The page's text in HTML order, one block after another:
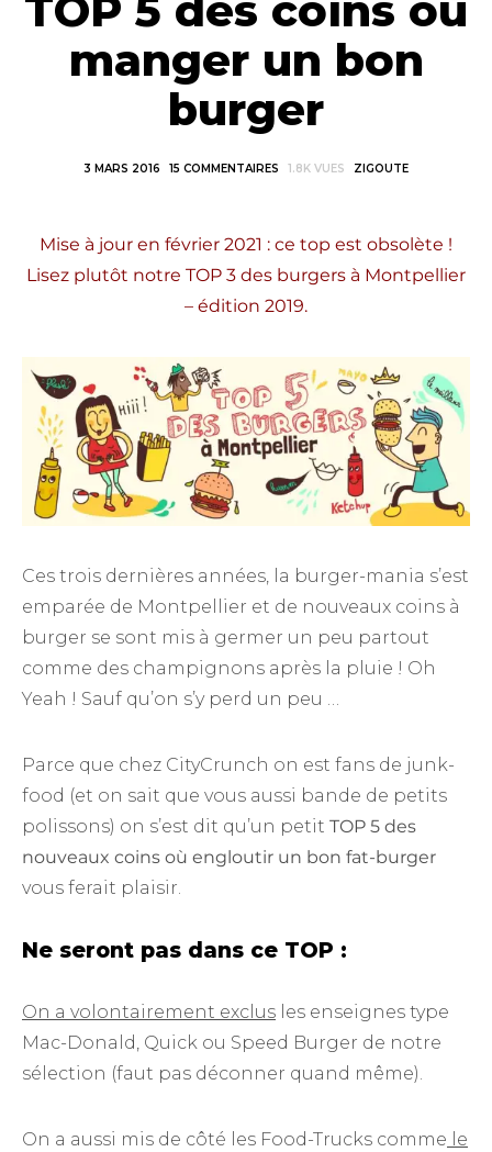
manger un bon
burger
3 MARS 2016 15 COMMENTAIRES 1.8K VUES ZIGOUTE
Mise à jour en février 2021 : ce top est obsolète !
Lisez plutôt notre TOP 3 des burgers à Montpellier
– édition 2019.
Ces trois dernières années, la burger-mania s’est
emparée de Montpellier et de nouveaux coins à
burger se sont mis à germer un peu partout
comme des champignons après la pluie ! Oh
Yeah ! Sauf qu’on s’y perd un peu …
Parce que chez CityCrunch on est fans de junk-
food (et on sait que vous aussi bande de petits
polissons) on s’est dit qu’un petit TOP 5 des
nouveaux coins où engloutir un bon fat-burger
vous ferait plaisir.
Ne seront pas dans ce TOP :
On a volontairement exclus les enseignes type
Mac-Donald, Quick ou Speed Burger de notre
sélection (faut pas déconner quand même).
On a aussi mis de côté les Food-Trucks comme le